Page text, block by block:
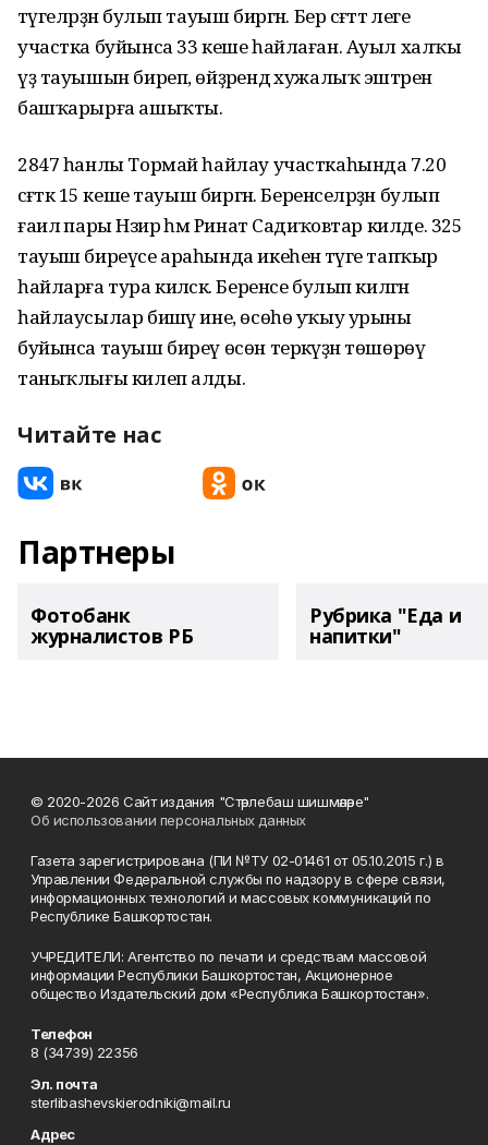
тәүгеләрҙән булып тауыш биргән. Бер сәғәттә әлеге
участка буйынса 33 кеше һайлаған. Ауыл халҡы
үҙ тауышын биреп, өйҙәрендә хужалыҡ эштәрен
башҡарырға ашыҡты.
2847 һанлы Тормай һайлау участкаһында 7.20
сәғәткә 15 кеше тауыш биргән. Беренселәрҙән булып
ғаилә пары Нәзирә һәм Ринат Садиҡовтар килде. 325
тауыш биреүсе араһында икеһенә тәүге тапҡыр
һайларға тура киләсәк. Беренсе булып килгән
һайлаусылар бишәү ине, өсөһө уҡыу урыны
буйынса тауыш биреү өсөн теркәүҙән төшөрөү
таныҡлығы килеп алды.
Читайте нас
Партнеры
Фотобанк
журналистов РБ
Рубрика "Еда и
напитки"
© 2020-2026 Сайт издания "Стәрлебаш шишмәләре"
Об использовании персональных данных
Газета зарегистрирована (ПИ №ТУ 02-01461 от 05.10.2015 г.) в
Управлении Федеральной службы по надзору в сфере связи,
информационных технологий и массовых коммуникаций по
Республике Башкортостан.
УЧРЕДИТЕЛИ: Агентство по печати и средствам массовой
информации Республики Башкортостан, Акционерное
общество Издательский дом «Республика Башкортостан».
Телефон
8 (34739) 22356
Эл. почта
sterlibashevskierodniki@mail.ru
Адрес